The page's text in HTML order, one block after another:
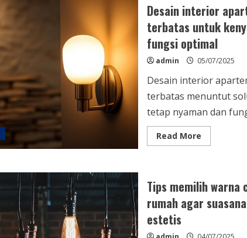
rumah
dengan
gaya
industrial
untuk
hunian
modern
dan
Desain interior
terbatas untuk
fungsi optimal
admin 05/07/2025
Desain interior
terbatas menuntut
tetap nyaman dan
Read MoreRead
more
studio
dengan
ruang
terbatas
maksimal
Tips memilih
rumah agar
estetis